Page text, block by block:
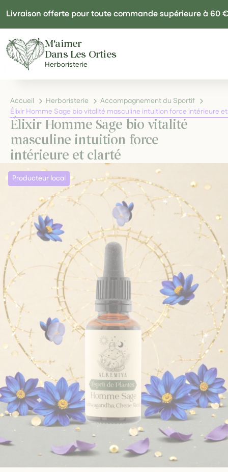
Livraison offerte pour toute commande supérieure à 60 €
M'aimer
Dans Les Orties
Herboristerie
Accueil Herboristerie
Accompagnement du Sportif
Élixir Homme Sage bio vitalité masculine intuition force intérieure
Élixir Homme Sage bio vitalité
masculine intuition force
intérieure et clarté